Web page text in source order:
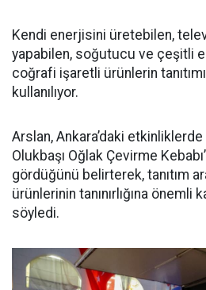
Kendi enerjisini üretebilen,
yapabilen, soğutucu ve çeşitli
coğrafi işaretli ürünlerin
kullanılıyor.
Arslan, Ankara’daki
Olukbaşı Oğlak Çevirme
gördüğünü belirterek, tanıtım
ürünlerinin tanınırlığına önemli
söyledi.